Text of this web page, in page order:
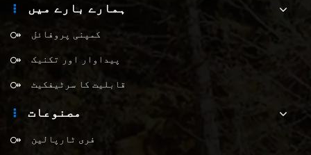
ہمارے بارے میں
کمپنی پروفائل
پیداوار اور تکنیک
قابلیت کا سرٹیفکیٹ
مصنوعات
فری ٹارپالین